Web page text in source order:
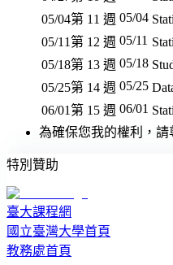
05/04第 11 週 05/04
05/11第 12 週 05/11
05/18第 13 週 05/18
05/25第 14 週 05/25
06/01第 15 週 06/01
為確保您我的權利，請
特別贊助
臺大課程網
國立臺灣大學首頁
教務處首頁